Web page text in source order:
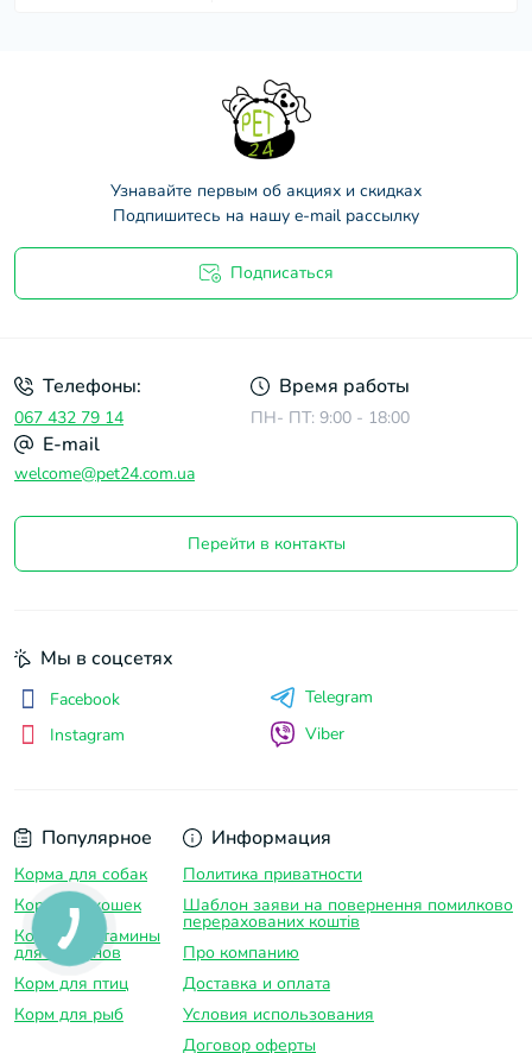
Узнавайте первым об акциях и скидках
Подпишитесь на нашу e-mail рассылку
Подписаться
Телефоны:
067 432 79 14
Время работы
ПН- ПТ: 9:00 - 18:00
E-mail
welcome@pet24.com.ua
Перейти в контакты
Популярное
Корма для собак
Корм для кошек
Корма и витамины
для грызунов
Корм для птиц
Корм для рыб
Информация
Политика приватности
Шаблон заяви на повернення помилково
перерахованих коштів
Про компанию
Доставка и оплатa
Условия использования
Договор оферты
Мы в соцсетях
Facebook
Instagram
Telegram
Viber